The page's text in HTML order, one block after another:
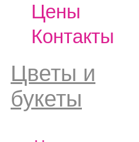
Цены
Контакты
Цветы и
букеты